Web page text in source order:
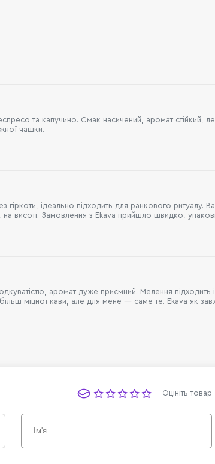
та капучино. Смак насичений, аромат стійкий,
чашки.
ідеально підходить для ранкового ритуалу.
висоті. Замовлення з Ekava прийшло швидко,
аромат дуже приємний. Мелення підходить
міцної кави, але для мене — саме те. Ekava як
Оцініть товар